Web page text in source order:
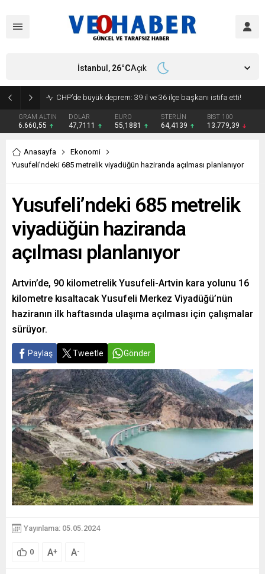
GRAM ALTIN
6.660,55
DOLAR
47,7111
EURO
55,1881
STERLİN
64,4139
BIST 100
13.779,39
İstanbul, 26°CAçık
Anasayfa
Ekonomi
Yusufeli’ndeki 685 metrelik viyadüğün haziranda açılması planlanıyor
Yusufeli’ndeki 685 metrelik
viyadüğün haziranda
açılması planlanıyor
Artvin’de, 90 kilometrelik Yusufeli-Artvin kara yolunu 16
kilometre kısaltacak Yusufeli Merkez Viyadüğü’nün
haziranın ilk haftasında ulaşıma açılması için çalışmalar
sürüyor.
Paylaş Tweetle Gönder
Yayınlama: 05.05.2024
0 A+ A-